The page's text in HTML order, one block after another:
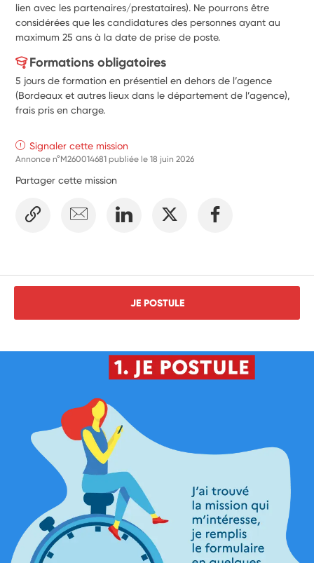
lien avec les partenaires/prestataires). Ne pourrons être
considérées que les candidatures des personnes ayant au
maximum 25 ans à la date de prise de poste.
Formations obligatoires
5 jours de formation en présentiel en dehors de l’agence
(Bordeaux et autres lieux dans le département de l’agence),
frais pris en charge.
Signaler cette mission
Annonce n°M260014681 publiée le18 juin 2026
Partager cette mission
JE POSTULE